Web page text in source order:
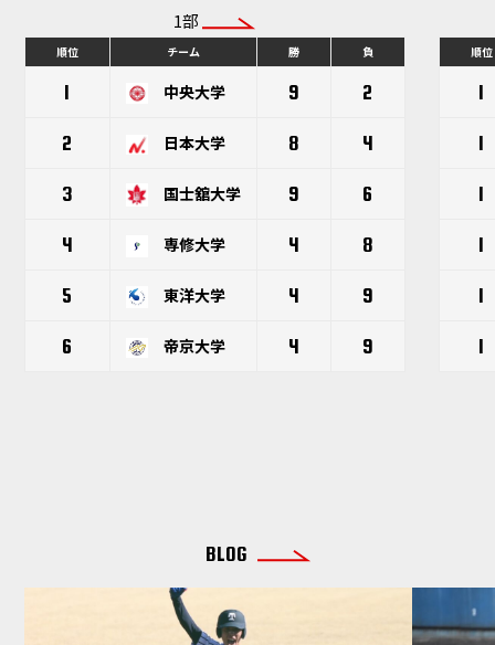
1部
順位 チーム 勝 負
1 中央大学 9 2
2 日本大学 8 4
3 国士舘大学 9 6
4 専修大学 4 8
5 東洋大学 4 9
6 帝京大学 4 9
順位
1
1
1
1
1
1
BLOG